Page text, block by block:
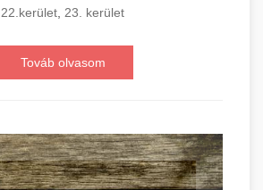
22.kerület, 23. kerület
Továb olvasom